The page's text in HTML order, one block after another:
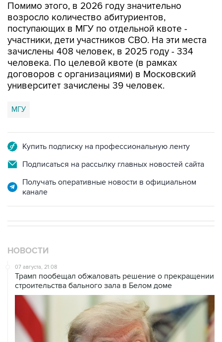
Помимо этого, в 2026 году значительно
возросло количество абитуриентов,
поступающих в МГУ по отдельной квоте -
участники, дети участников СВО. На эти места
зачислены 408 человек, в 2025 году - 334
человека. По целевой квоте (в рамках
договоров с организациями) в Московский
университет зачислены 39 человек.
МГУ
Купить подписку на профессиональную ленту
Подписаться на рассылку главных новостей сайта
Получать оперативные новости в официальном
канале
НОВОСТИ
07 августа, 21:08
Трамп пообещал обжаловать решение о прекращении
строительства бального зала в Белом доме